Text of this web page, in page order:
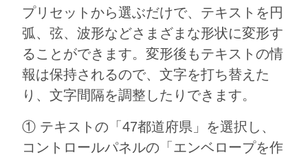
プリセットから選ぶだけで、テキストを円
弧、弦、波形などさまざまな形状に変形す
ることができます。変形後もテキストの情
報は保持されるので、文字を打ち替えた
り、文字間隔を調整したりできます。
① テキストの「47都道府県」を選択し、
コントロールパネルの「エンベロープを作